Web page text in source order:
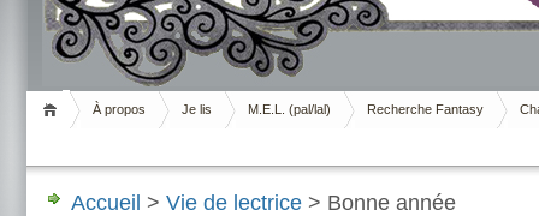
Livrement
À propos Je lis M.E.L. (pal/lal) Recherche Fantasy
Accueil > Vie de lectrice > Bonne année